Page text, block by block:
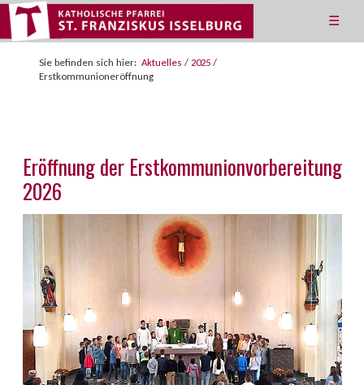
☰
Sie befinden sich hier: Aktuelles / 2025 /
Erstkommunioneröffnung
Eröffnung der Erstkommunionvorbereitung
2026